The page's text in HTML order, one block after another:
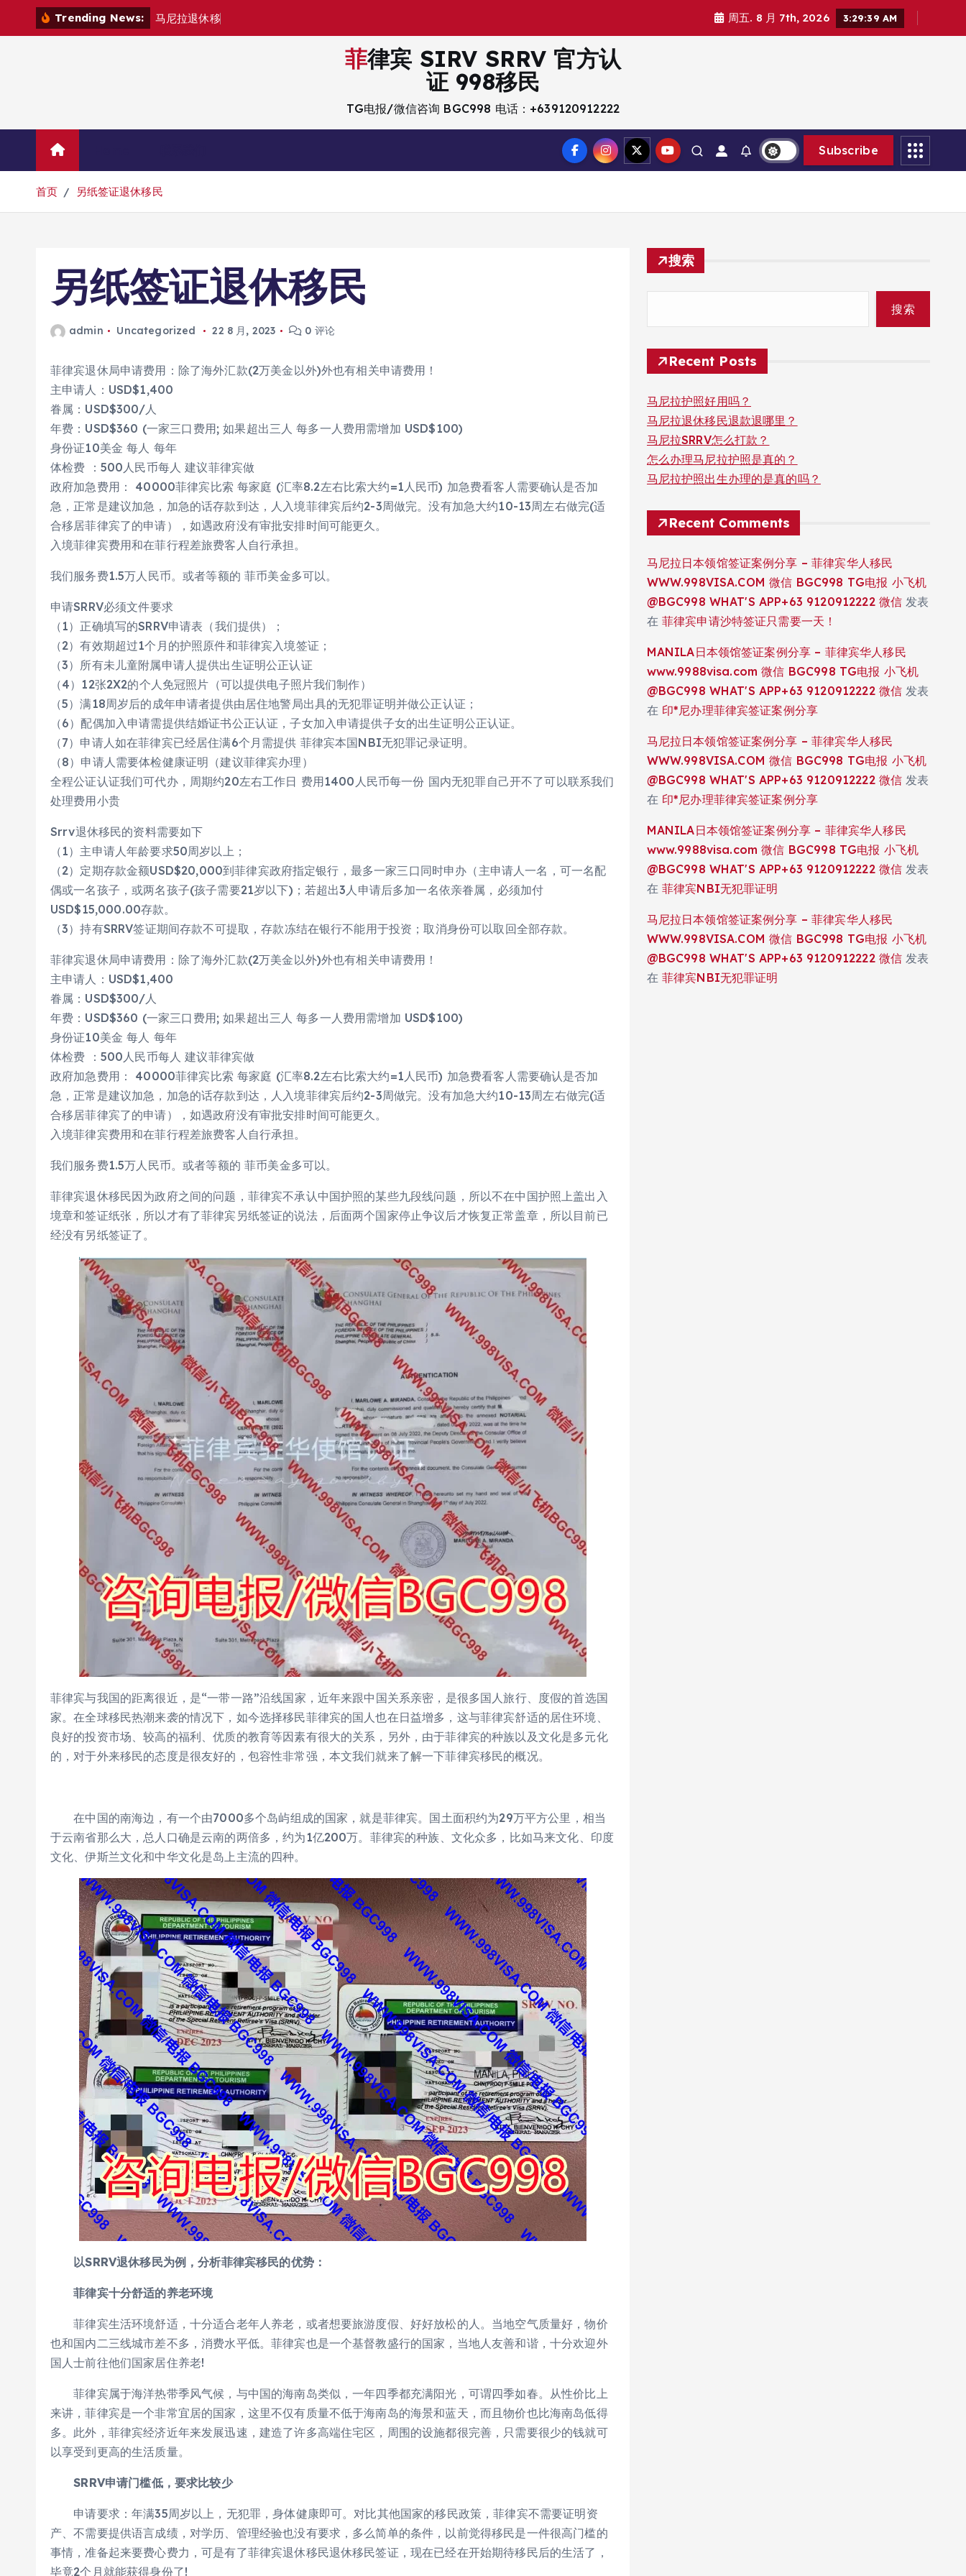
Trending News: 马 尼拉退休移 周五. 8 月 7th, 2026 3:29:40 AM
菲律宾 SIRV SRRV 官方认
证 998移民
TG电报/微信咨询 BGC998 电话：+639120912222
Subscribe
首页 另纸签证退休移民
另纸签证退休移民
admin Uncategorized 22 8 月, 2023 0 评论
菲律宾退休局申请费用：除了海外汇款(2万美金以外)外也有相关申请费用！
主申请人：USD$1,400
眷属：USD$300/人
年费：USD$360 (一家三口费用; 如果超出三人 每多一人费用需增加 USD$100)
身份证10美金 每人 每年
体检费 ：500人民币每人 建议菲律宾做
政府加急费用： 40000菲律宾比索 每家庭 (汇率8.2左右比索大约=1人民币) 加急费看客人需要确认是否加
急，正常是建议加急，加急的话存款到达，人入境菲律宾后约2-3周做完。没有加急大约10-13周左右做完(适
合移居菲律宾了的申请），如遇政府没有审批安排时间可能更久。
入境菲律宾费用和在菲行程差旅费客人自行承担。
我们服务费1.5万人民币。或者等额的 菲币美金多可以。
申请SRRV必须文件要求
（1）正确填写的SRRV申请表（我们提供）；
（2）有效期超过1个月的护照原件和菲律宾入境签证；
（3）所有未儿童附属申请人提供出生证明公正认证
（4）12张2X2的个人免冠照片（可以提供电子照片我们制作）
（5）满18周岁后的成年申请者提供由居住地警局出具的无犯罪证明并做公正认证；
（6）配偶加入申请需提供结婚证书公正认证，子女加入申请提供子女的出生证明公正认证。
（7）申请人如在菲律宾已经居住满6个月需提供 菲律宾本国NBI无犯罪记录证明。
（8）申请人需要体检健康证明（建议菲律宾办理）
全程公证认证我们可代办，周期约20左右工作日 费用1400人民币每一份 国内无犯罪自己开不了可以联系我们
处理费用小贵
Srrv退休移民的资料需要如下
（1）主申请人年龄要求50周岁以上；
（2）定期存款金额USD$20,000到菲律宾政府指定银行，最多一家三口同时申办（主申请人一名，可一名配
偶或一名孩子，或两名孩子(孩子需要21岁以下)；若超出3人申请后多加一名依亲眷属，必须加付
USD$15,000.00存款。
（3）持有SRRV签证期间存款不可提取，存款冻结在银行不能用于投资；取消身份可以取回全部存款。
菲律宾退休局申请费用：除了海外汇款(2万美金以外)外也有相关申请费用！
主申请人：USD$1,400
眷属：USD$300/人
年费：USD$360 (一家三口费用; 如果超出三人 每多一人费用需增加 USD$100)
身份证10美金 每人 每年
体检费 ：500人民币每人 建议菲律宾做
政府加急费用： 40000菲律宾比索 每家庭 (汇率8.2左右比索大约=1人民币) 加急费看客人需要确认是否加
急，正常是建议加急，加急的话存款到达，人入境菲律宾后约2-3周做完。没有加急大约10-13周左右做完(适
合移居菲律宾了的申请），如遇政府没有审批安排时间可能更久。
入境菲律宾费用和在菲行程差旅费客人自行承担。
我们服务费1.5万人民币。或者等额的 菲币美金多可以。
菲律宾退休移民因为政府之间的问题，菲律宾不承认中国护照的某些九段线问题，所以不在中国护照上盖出入
境章和签证纸张，所以才有了菲律宾另纸签证的说法，后面两个国家停止争议后才恢复正常盖章，所以目前已
经没有另纸签证了。
菲律宾与我国的距离很近，是“一带一路”沿线国家，近年来跟中国关系亲密，是很多国人旅行、度假的首选国
家。在全球移民热潮来袭的情况下，如今选择移民菲律宾的国人也在日益增多，这与菲律宾舒适的居住环境、
良好的投资市场、较高的福利、优质的教育等因素有很大的关系，另外，由于菲律宾的种族以及文化是多元化
的，对于外来移民的态度是很友好的，包容性非常强，本文我们就来了解一下菲律宾移民的概况。
在中国的南海边，有一个由7000多个岛屿组成的国家，就是菲律宾。国土面积约为29万平方公里，相当
于云南省那么大，总人口确是云南的两倍多，约为1亿200万。菲律宾的种族、文化众多，比如马来文化、印度
文化、伊斯兰文化和中华文化是岛上主流的四种。
以SRRV退休移民为例，分析菲律宾移民的优势：
菲律宾十分舒适的养老环境
菲律宾生活环境舒适，十分适合老年人养老，或者想要旅游度假、好好放松的人。当地空气质量好，物价
也和国内二三线城市差不多，消费水平低。菲律宾也是一个基督教盛行的国家，当地人友善和谐，十分欢迎外
国人士前往他们国家居住养老!
菲律宾属于海洋热带季风气候，与中国的海南岛类似，一年四季都充满阳光，可谓四季如春。从性价比上
来讲，菲律宾是一个非常宜居的国家，这里不仅有质量不低于海南岛的海景和蓝天，而且物价也比海南岛低得
多。此外，菲律宾经济近年来发展迅速，建造了许多高端住宅区，周围的设施都很完善，只需要很少的钱就可
以享受到更高的生活质量。
SRRV申请门槛低，要求比较少
申请要求：年满35周岁以上，无犯罪，身体健康即可。对比其他国家的移民政策，菲律宾不需要证明资
产、不需要提供语言成绩，对学历、管理经验也没有要求，多么简单的条件，以前觉得移民是一件很高门槛的
事情，准备起来要费心费力，可是有了菲律宾退休移民退休移民签证，现在已经在开始期待移民后的生活了，
毕竟2个月就能获得身份了!
搜索
搜索
Recent Posts
马尼拉护照好用吗？
马尼拉退休移民退款退哪里？
马尼拉SRRV怎么打款？
怎么办理马尼拉护照是真的？
马尼拉护照出生办理的是真的吗？
Recent Comments
马尼拉日本领馆签证案例分享 – 菲律宾华人移民
WWW.998VISA.COM 微信 BGC998 TG电报 小飞机
@BGC998 WHAT'S APP+63 9120912222 微信 发表
在 菲律宾申请沙特签证只需要一天！
MANILA日本领馆签证案例分享 – 菲律宾华人移民
www.9988visa.com 微信 BGC998 TG电报 小飞机
@BGC998 WHAT'S APP+63 9120912222 微信 发表
在 印*尼办理菲律宾签证案例分享
马尼拉日本领馆签证案例分享 – 菲律宾华人移民
WWW.998VISA.COM 微信 BGC998 TG电报 小飞机
@BGC998 WHAT'S APP+63 9120912222 微信 发表
在 印*尼办理菲律宾签证案例分享
MANILA日本领馆签证案例分享 – 菲律宾华人移民
www.9988visa.com 微信 BGC998 TG电报 小飞机
@BGC998 WHAT'S APP+63 9120912222 微信 发表
在 菲律宾NBI无犯罪证明
马尼拉日本领馆签证案例分享 – 菲律宾华人移民
WWW.998VISA.COM 微信 BGC998 TG电报 小飞机
@BGC998 WHAT'S APP+63 9120912222 微信 发表
在 菲律宾NBI无犯罪证明